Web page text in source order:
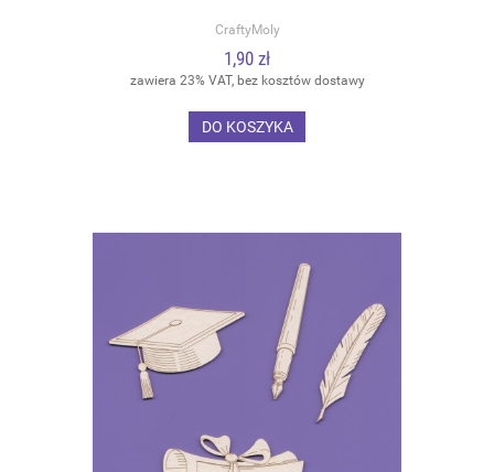
CraftyMoly
1,90 zł
zawiera 23% VAT, bez kosztów dostawy
DO KOSZYKA